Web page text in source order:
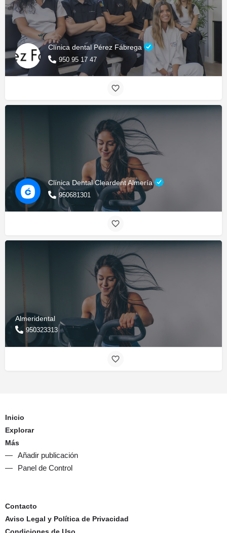
Clínica dental Pérez Fábrega
950 95 17 47
Clínica Dental Cleardent Almería
950681301
Almeridental
950323313
Inicio
Explorar
Más
Añadir publicación
Panel de Control
Contacto
Aviso Legal y Política de Privacidad
Condiciones de Uso